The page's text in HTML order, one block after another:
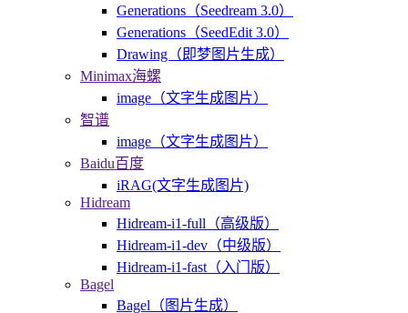
Generations（Seedream 3.0）
Generations（SeedEdit 3.0）
Drawing（即梦图片生成）
Minimax海螺
image（文字生成图片）
智谱
image（文字生成图片）
Baidu百度
iRAG(文字生成图片)
Hidream
Hidream-i1-full（高级版）
Hidream-i1-dev（中级版）
Hidream-i1-fast（入门版）
Bagel
Bagel（图片生成）